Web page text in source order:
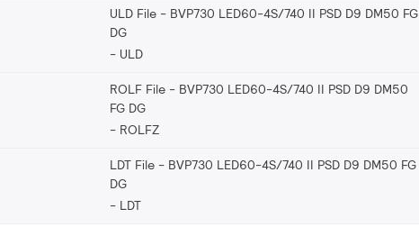
ULD File - BVP730 LED60-4S/740 II PSD D9 DM50 FG
DG
ULD
ROLF File - BVP730 LED60-4S/740 II PSD D9 DM50
FG DG
ROLFZ
LDT File - BVP730 LED60-4S/740 II PSD D9 DM50 FG
DG
LDT